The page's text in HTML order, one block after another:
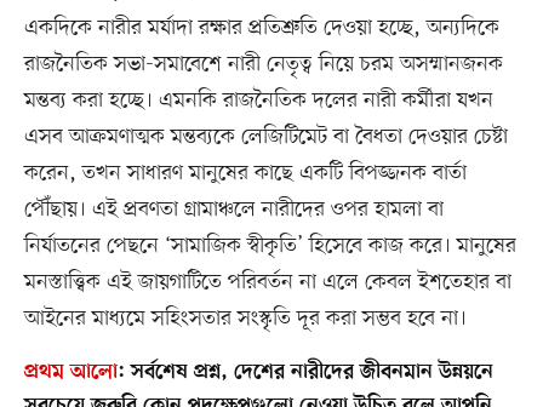
একদিকে নারীর মর্যাদা রক্ষার প্রতিশ্রুতি দেওয়া হচ্ছে, অন্যদিকে
রাজনৈতিক সভা-সমাবেশে নারী নেতৃত্ব নিয়ে চরম অসম্মানজনক
মন্তব্য করা হচ্ছে। এমনকি রাজনৈতিক দলের নারী কর্মীরা যখন
এসব আক্রমণাত্মক মন্তব্যকে লেজিটিমেট বা বৈধতা দেওয়ার চেষ্টা
করেন, তখন সাধারণ মানুষের কাছে একটি বিপজ্জনক বার্তা
পৌঁছায়। এই প্রবণতা গ্রামাঞ্চলে নারীদের ওপর হামলা বা
নির্যাতনের পেছনে ‘সামাজিক স্বীকৃতি’ হিসেবে কাজ করে। মানুষের
মনস্তাত্ত্বিক এই জায়গাটিতে পরিবর্তন না এলে কেবল ইশতেহার বা
আইনের মাধ্যমে সহিংসতার সংস্কৃতি দূর করা সম্ভব হবে না।
প্রথম আলো:সর্বশেষ প্রশ্ন, দেশের নারীদের জীবনমান উন্নয়নে